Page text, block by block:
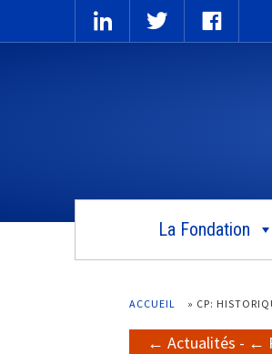
La Fondation
ACCUEIL » CP:
Actualités -